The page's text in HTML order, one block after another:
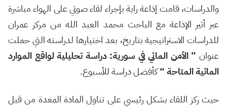
والدراسات، قامت إذاعة راية بإجراء لقاء صوتي على الهواء مباشرة
عبر أثير الإذاعة مع الباحث محمد العبد الله من مركز عمران
للدراسات الاستراتيجية بتاريخ، بعد اختيارها لدراسته التي حملت
عنوان ” الأمن المائي في سورية: دراسة تحليلية لواقع الموارد
المائية المتاحة “كأفضل دراسة للأسبوع.
حيث ركز اللقاء بشكل رئيسي على تناول المادة المعدة من قبل